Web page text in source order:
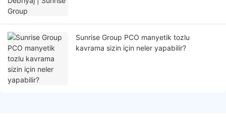
Sunrise Group PCO manyetik tozlu
kavrama sizin için neler yapabilir?